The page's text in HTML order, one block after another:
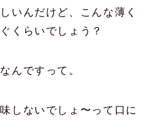
いんだけど、こんな薄く
くらいでしょう？
んですって。
しないでしょ〜って口に